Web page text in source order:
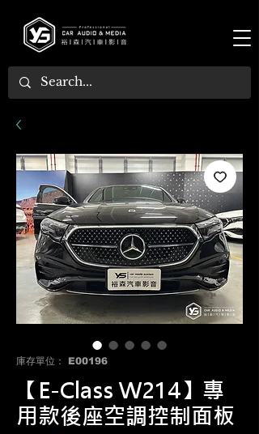
庫存單位： E00196
【E-Class W214】專
用款後座空調控制面板